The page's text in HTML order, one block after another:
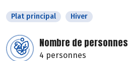
Plat principal Hiver
Nombre de personnes
4 personnes